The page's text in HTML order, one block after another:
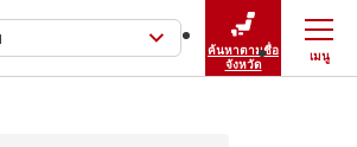
ค้นหาตามชื่อ
จังหวัด
เมนู
ปิดเมนู